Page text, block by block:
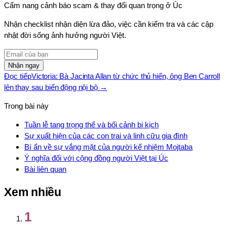
Cẩm nang cảnh báo scam & thay đổi quan trọng ở Úc
Nhận checklist nhận diện lừa đảo, việc cần kiểm tra và các cập
nhật đời sống ảnh hưởng người Việt.
Nhận ngay
Đọc tiếpVictoria: Bà Jacinta Allan từ chức thủ hiến, ông Ben Carroll
lên thay sau biến động nội bộ→
Trong bài này
Tuần lễ tang trọng thể và bối cảnh bi kịch
Sự xuất hiện của các con trai và linh cữu gia đình
Bí ẩn về sự vắng mặt của người kế nhiệm Mojtaba
Ý nghĩa đối với cộng đồng người Việt tại Úc
Bài liên quan
Xem nhiều
1